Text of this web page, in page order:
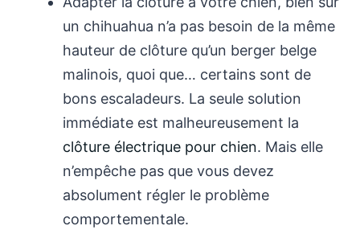
un chihuahua n’a pas besoin de la même
hauteur de clôture qu’un berger belge
malinois, quoi que… certains sont de
bons escaladeurs. La seule solution
immédiate est malheureusement la
clôture électrique pour chien. Mais elle
n’empêche pas que vous devez
absolument régler le problème
comportementale.